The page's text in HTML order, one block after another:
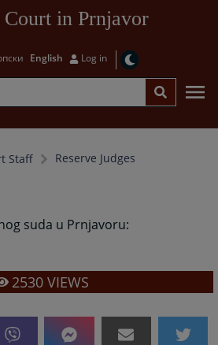
Court in Prnjavor
English Log in
Staff Reserve Judges
suda u Prnjavoru:
2530 VIEWS